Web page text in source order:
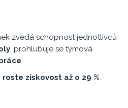
zvedá schopnost jednotlivců
, prohlubuje se týmová
.
roste ziskovost až o 29 %.